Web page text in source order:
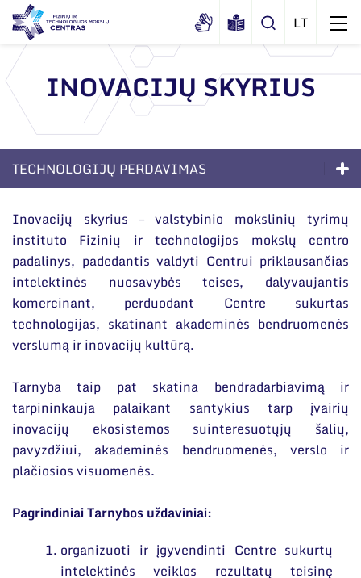
Apie mus
Dokumentai
Sertifikatai ir akreditavimo pažymėjimai
Korupcijos prevencija
Duomenų apsauga
Darbuotojams
Nuorodos
organizacijose bei asociacijose
Struktūra
Administracija
Administraciniai skyriai
Moksliniai skyriai
Mokslo taryba
Tarptautinė patarėjų taryba
Mokslininkai emeritai
Naujienos
Renginiai
Tinklalaidės
Leidiniai
Bendri rekvizitai
Administracija
Darbuotojų kontaktai
INOVACIJŲ SKYRIUS
TECHNOLOGIJŲ PERDAVIMAS
Sprendimai verslui
Akredituotos paslaugos
Technologijų perdavimas
ES parama
Susisiekite su mumis
Inovacijų skyrius – valstybinio mokslinių tyrimų
instituto Fizinių ir technologijos mokslų centro
padalinys, padedantis valdyti Centrui priklausančias
intelektinės nuosavybės teises, dalyvaujantis
komercinant, perduodant Centre sukurtas
technologijas, skatinant akademinės bendruomenės
verslumą ir inovacijų kultūrą.
Tarnyba taip pat skatina bendradarbiavimą ir
tarpininkauja palaikant santykius tarp įvairių
inovacijų ekosistemos suinteresuotųjų šalių,
pavyzdžiui, akademinės bendruomenės, verslo ir
plačiosios visuomenės.
Pagrindiniai Tarnybos uždaviniai:
organizuoti ir įgyvendinti Centre sukurtų
intelektinės veiklos rezultatų teisinę